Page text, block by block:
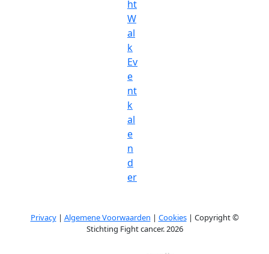
ht
W
al
k
Ev
e
nt
k
al
e
n
d
er
Privacy| Algemene Voorwaarden | Cookies| Copyright ©
Stichting Fight cancer. 2026